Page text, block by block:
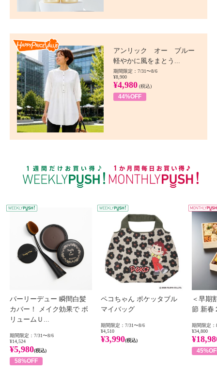
アンリック オー ブルー
軽やかに風をまとう...
期間限定：7/31〜8/6
¥8,900
¥4,980 (税込)
44%OFF
WEEKLY PUSH
パーリーデュー 瞬間白髪
カバー！ メイク効果で ボ
リュームＵ...
期間限定：7/31〜8/6
¥14,524
¥5,980(税込)
58%OFF
ペコちゃん ポケッタブル
マイバッグ
期間限定：7/31〜8/6
¥4,510
¥3,990(税込)
＜早期
節 新春
期間限定：
¥34,800